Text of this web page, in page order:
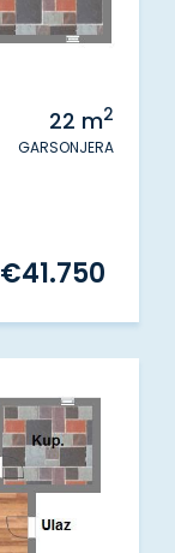
22 m2
GARSONJERA
€41.750